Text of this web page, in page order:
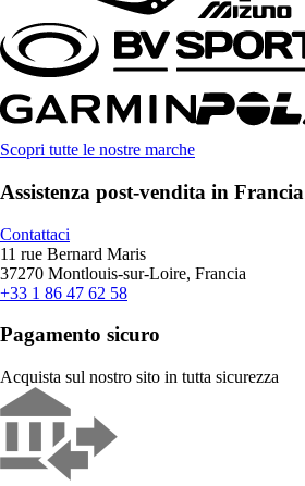
Scopri tutte le nostre marche
Assistenza post-vendita in Francia
Contattaci
11 rue Bernard Maris
37270 Montlouis-sur-Loire, Francia
+33 1 86 47 62 58
Pagamento sicuro
Acquista sul nostro sito in tutta sicurezza